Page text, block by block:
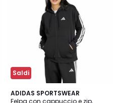
Saldi
ADIDAS SPORTSWEAR
Felpa con cappuccio e zip,
4,8
/ 5
2